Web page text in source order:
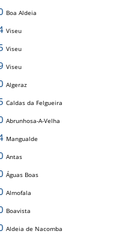
Boa Aldeia
Viseu
Viseu
Viseu
Algeraz
Caldas da Felgueira
Abrunhosa-A-Velha
Mangualde
Antas
Águas Boas
Almofala
Boavista
Aldeia de Nacomba